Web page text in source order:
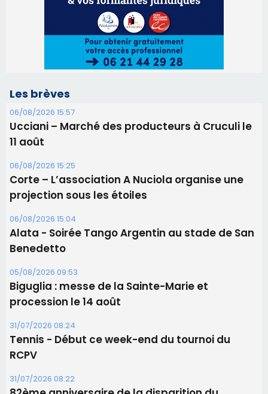
Les brèves
06/08/2026 15:57
Ucciani – Marché des producteurs à Cruculi le
11 août
06/08/2026 15:25
Corte – L’association A Nuciola organise une
projection sous les étoiles
06/08/2026 15:04
Alata - Soirée Tango Argentin au stade de San
Benedetto
05/08/2026 09:53
Biguglia : messe de la Sainte-Marie et
procession le 14 août
31/07/2026 08:24
Tennis - Début ce week-end du tournoi du
RCPV
31/07/2026 08:22